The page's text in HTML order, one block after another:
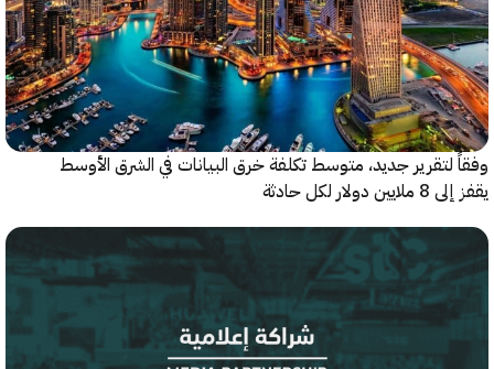
جديد، متوسط تكلفة خرق البيانات في الشرق الأوسط
لكل حادثة